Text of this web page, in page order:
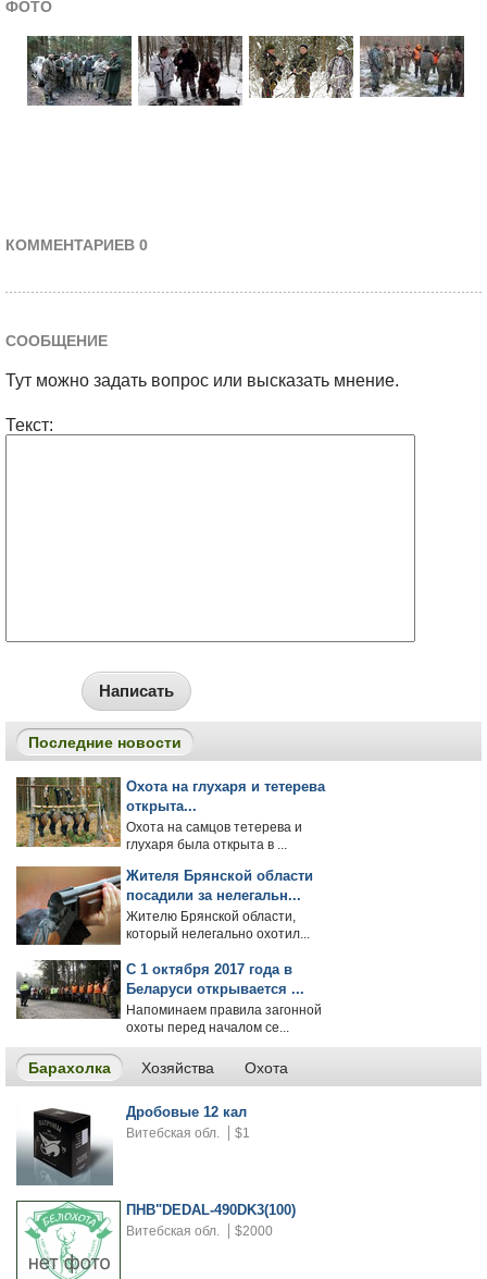
ФОТО
КОММЕНТАРИЕВ 0
СООБЩЕНИЕ
Тут можно задать вопрос или высказать мнение.
Текст:
Написать
Последние новости
Охота на глухаря и тетерева
открыта...
Охота на самцов тетерева и
глухаря была открыта в ...
Жителя Брянской области
посадили за нелегальн...
Жителю Брянской области,
который нелегально охотил...
С 1 октября 2017 года в
Беларуси открывается ...
Напоминаем правила загонной
охоты перед началом се...
Барахолка Хозяйства Охота
Дробовые 12 кал
Витебская обл. $1
ПНВ"DEDAL-490DK3(100)
Витебская обл. $2000